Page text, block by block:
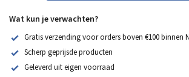
Wat kun je verwachten?
Gratis verzending voor orders boven €100 binnen
Scherp geprijsde producten
Geleverd uit eigen voorraad